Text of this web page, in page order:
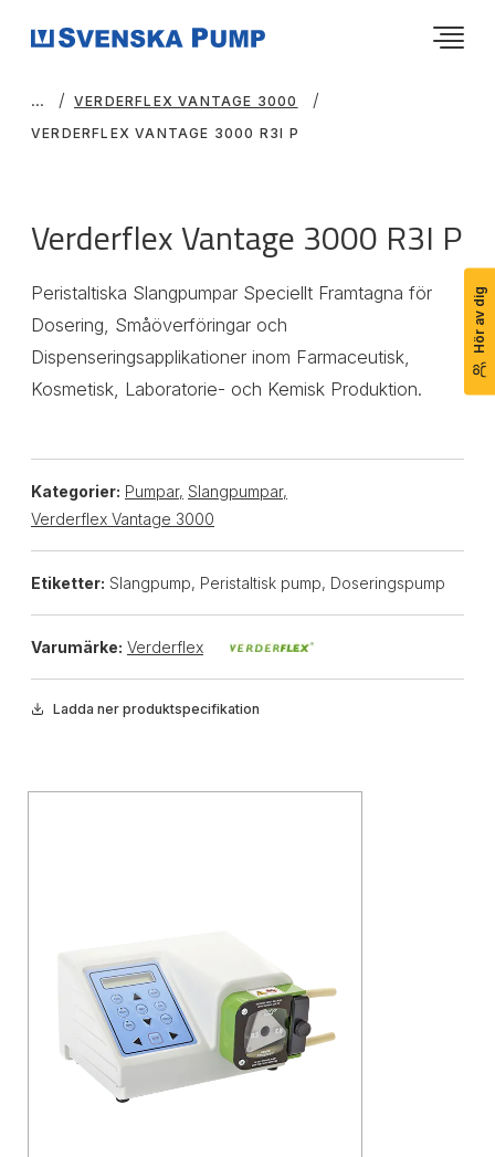
Hör av dig
VERDERFLEX VANTAGE 3000
VERDERFLEX VANTAGE 3000 R3I P
Verderflex Vantage 3000 R3I P
Peristaltiska Slangpumpar Speciellt Framtagna för
Dosering, Småöverföringar och
Dispenseringsapplikationer inom Farmaceutisk,
Kosmetisk, Laboratorie- och Kemisk Produktion.
Kategorier: Pumpar, Slangpumpar,
Verderflex Vantage 3000
Etiketter: Slangpump, Peristaltisk pump, Doseringspump
Varumärke: Verderflex
Ladda ner produktspecifikation